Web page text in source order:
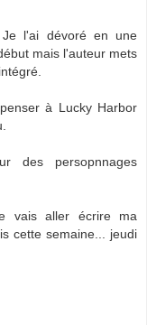
l'ai dévoré en une
mais l'auteur mets
à Lucky Harbor
des persopnnages
vais aller écrire ma
cette semaine... jeudi